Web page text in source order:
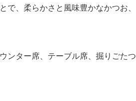
で、柔らかさと風味豊かなかつお、
ンター席、テーブル席、掘りごたつ